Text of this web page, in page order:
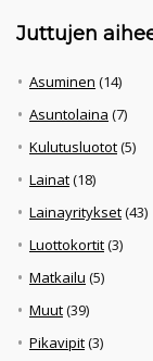
Juttujen
Asuminen (14)
Asuntolaina (7)
Kulutusluotot(5)
Lainat(18)
Lainayritykset(43)
Luottokortit(3)
Matkailu (5)
Muut(39)
Pikavipit(3)